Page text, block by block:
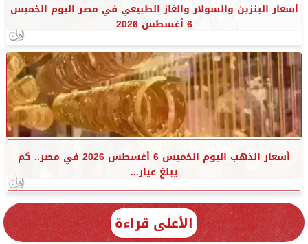
أسعار البنزين والسولار والغاز الطبيعي في مصر اليوم الخميس
6 أغسطس 2026
أسعار الذهب اليوم الخميس 6 أغسطس 2026 في مصر.. كم
يبلغ عيار...
الأعلى قراءة